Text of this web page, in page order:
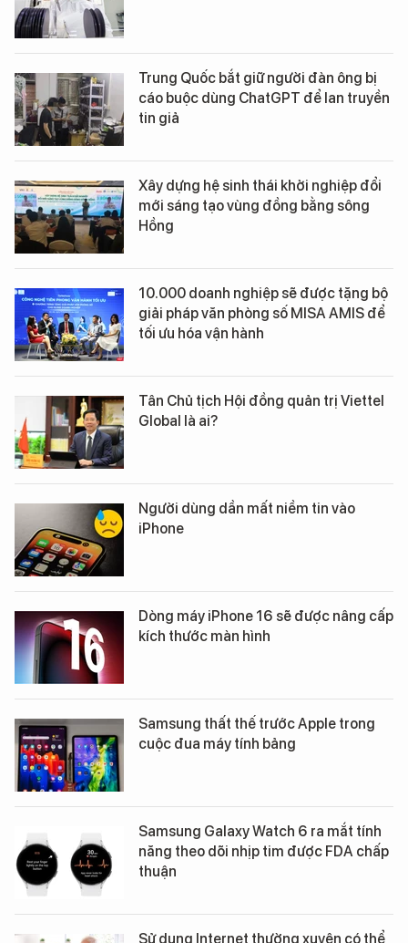
Trung Quốc bắt giữ người đàn ông bị
cáo buộc dùng ChatGPT để lan truyền
tin giả
Xây dựng hệ sinh thái khởi nghiệp đổi
mới sáng tạo vùng đồng bằng sông
Hồng
10.000 doanh nghiệp sẽ được tặng bộ
giải pháp văn phòng số MISA AMIS để
tối ưu hóa vận hành
Tân Chủ tịch Hội đồng quản trị Viettel
Global là ai?
Người dùng dần mất niềm tin vào
iPhone
Dòng máy iPhone 16 sẽ được nâng cấp
kích thước màn hình
Samsung thất thế trước Apple trong
cuộc đua máy tính bảng
Samsung Galaxy Watch 6 ra mắt tính
năng theo dõi nhịp tim được FDA chấp
thuận
Sử dụng Internet thường xuyên có thể